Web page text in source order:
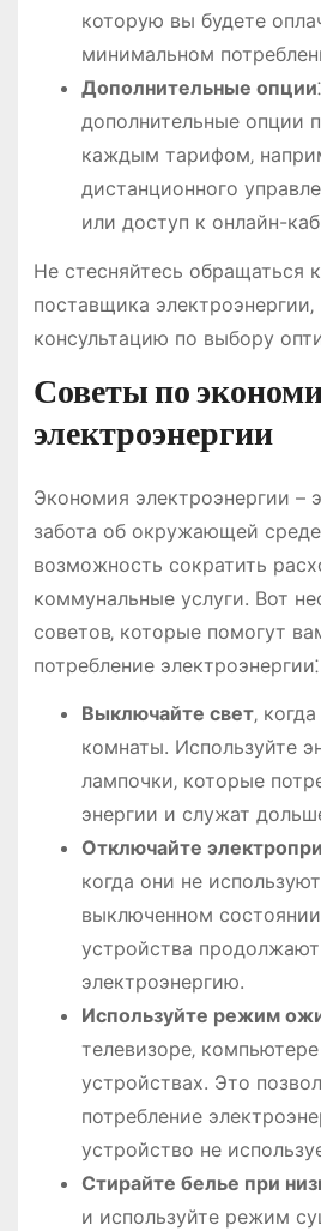
которую вы будете
минимальном
Дополнительные опции
дополнительные опции
каждым тарифом‚
дистанционного
или доступ к онлайн-
Не стесняйтесь обращаться
поставщика
консультацию по выбору
Советы по
электроэнергии
Экономия электроэнергии –
забота об окружающей
возможность сократить
коммунальные услуги. Вот
советов‚ которые помогут
потребление электроэнергии⁚
Выключайте свет‚
комнаты. Используйте
лампочки‚ которые
энергии и служат
Отключайте
когда они не
выключенном
устройства продолжают
электроэнергию.
Используйте режим
телевизоре‚
устройствах. Это
потребление
устройство не
Стирайте белье при
и используйте режим